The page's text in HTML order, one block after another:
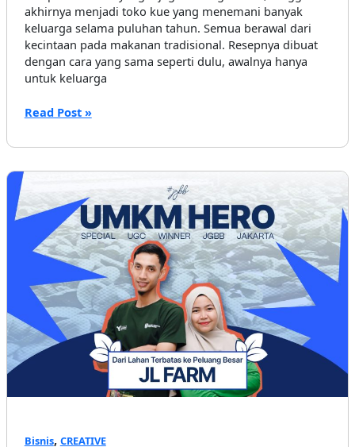
akhirnya menjadi toko kue yang menemani banyak
keluarga selama puluhan tahun. Semua berawal dari
kecintaan pada makanan tradisional. Resepnya dibuat
dengan cara yang sama seperti dulu, awalnya hanya
untuk keluarga
Serabi
Resep
yang
Bertahan
Puluhan
Tahun
Read Post »
Bisnis, CREATIVE